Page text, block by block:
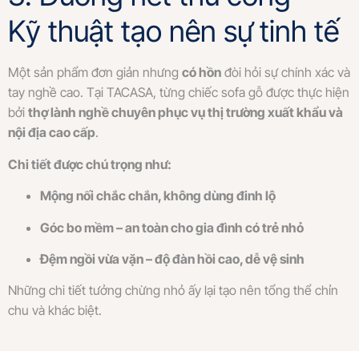
Kỹ thuật tạo nên sự tinh tế
Một sản phẩm đơn giản nhưng có hồn đòi hỏi sự chính xác và
tay nghề cao. Tại TACASA, từng chiếc sofa gỗ được thực hiện
bởi thợ lành nghề chuyên phục vụ thị trường xuất khẩu và
nội địa cao cấp.
Chi tiết được chú trọng như:
Mộng nối chắc chắn, không dùng đinh lộ
Góc bo mềm – an toàn cho gia đình có trẻ nhỏ
Đệm ngồi vừa vặn – độ đàn hồi cao, dễ vệ sinh
Những chi tiết tưởng chừng nhỏ ấy lại tạo nên tổng thể chỉn
chu và khác biệt.